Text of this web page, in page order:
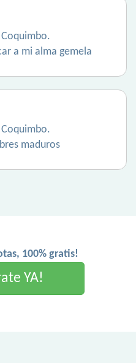
a mi alma gemela
maduros
100% gratis!
YA!